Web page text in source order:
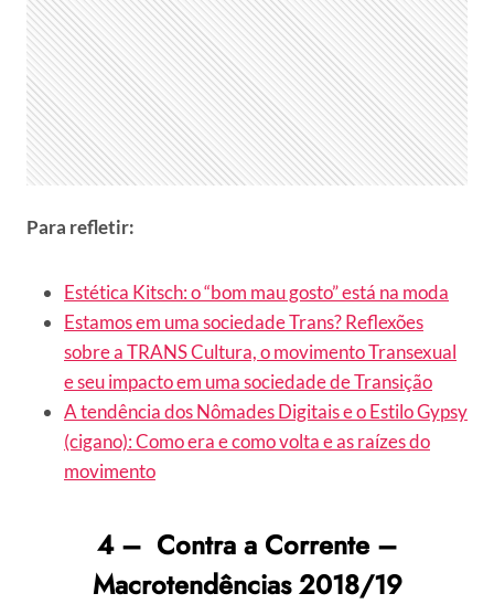
Para refletir:
Estética Kitsch: o “bom mau gosto” está na moda
Estamos em uma sociedade Trans? Reflexões
sobre a TRANS Cultura, o movimento Transexual
e seu impacto em uma sociedade de Transição
A tendência dos Nômades Digitais e o Estilo Gypsy
(cigano): Como era e como volta e as raízes do
movimento
4 – Contra a Corrente –
Macrotendências 2018/19